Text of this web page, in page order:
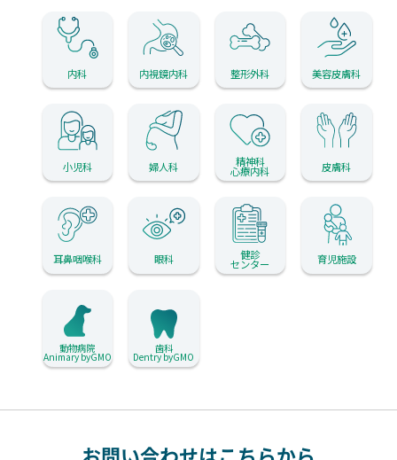
内科 内視鏡内科 整形外科 美容皮膚科
小児科 婦人科 精神科
心療内科 皮膚科
耳鼻咽喉科 眼科 健診
センター 育児施設
動物病院
Animary byGMO
歯科
Dentry byGMO